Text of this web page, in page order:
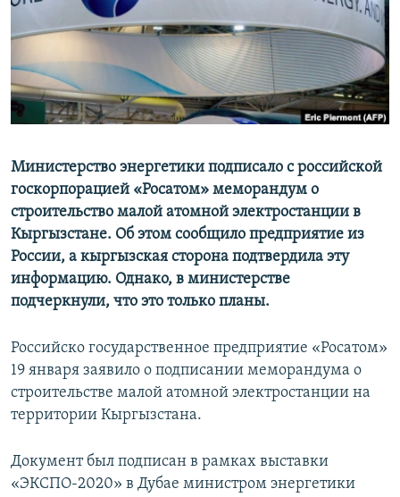
Министерство энергетики подписало с российской
госкорпорацией «Росатом» меморандум о
строительство малой атомной электростанции в
Кыргызстане. Об этом сообщило предприятие из
России, а кыргызская сторона подтвердила эту
информацию. Однако, в министерстве
подчеркнули, что это только планы.
Российско государственное предприятие «Росатом»
19 января заявило о подписании меморандума о
строительстве малой атомной электростанции на
территории Кыргызстана.
Документ был подписан в рамках выставки
«ЭКСПО-2020» в Дубае министром энергетики